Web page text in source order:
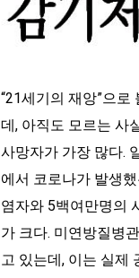
“21세기의 재앙”으
데, 아직도 모르는 사
사망자가 가장 많다.
에서 코로나가 발생
염자와 5백여만명의
가 크다. 미연방질병
고 있는데, 이는 실제